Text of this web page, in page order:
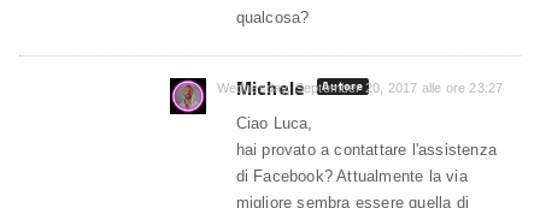
qualcosa?
Michele Autore
Wednesday, September 20, 2017 alle ore 23:27
Ciao Luca,
hai provato a contattare l'assistenza
di Facebook? Attualmente la via
migliore sembra essere quella di